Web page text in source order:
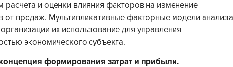
расчета и оценки влияния факторов на изменение
от продаж. Мультипликативные факторные модели анализа
их использование для управления
экономического субъекта.
формирования затрат и прибыли.